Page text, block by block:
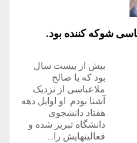
شوکه کننده بود.
بیش از بیست سال
بود که با صالح
ملاعباسی از نزدیک
آشنا بودم. او اوایل دهه
هفتاد دانشجوی
دانشگاه تبریز شده و
فعالیتهایش را…